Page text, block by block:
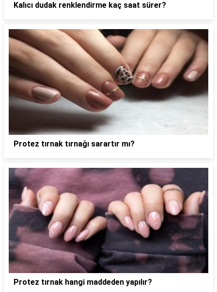
Kalıcı dudak renklendirme kaç saat sürer?
Protez tırnak tırnağı sarartır mı?
Protez tırnak hangi maddeden yapılır?